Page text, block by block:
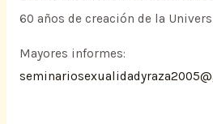
60 años de creación de la
Mayores informes: